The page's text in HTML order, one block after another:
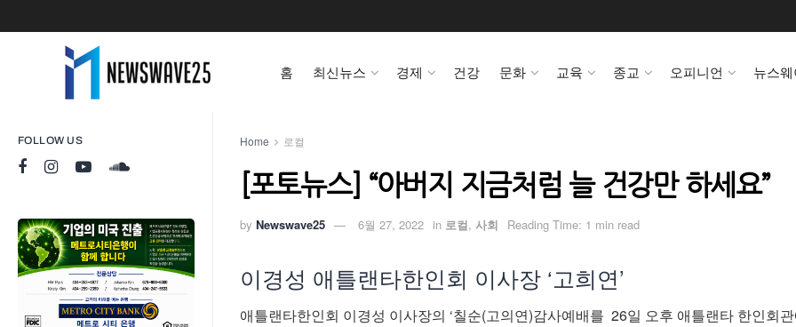
FOLLOW US
홈 최신뉴스 경제 건강 문화 교육 종교 오피니언 뉴스
Home 로컬
[포토뉴스] “아버지 지금처럼 늘 건강만 하세요”
by Newswave25 6월 27, 2022 in 로컬, 사회 Reading Time: 1 min read
이경성 애틀랜타한인회 이사장 ‘고희연’
애틀랜타한인회 이경성 이사장의 ‘칠순(고의연)감사예배를 26일 오후 애틀랜타 한인회